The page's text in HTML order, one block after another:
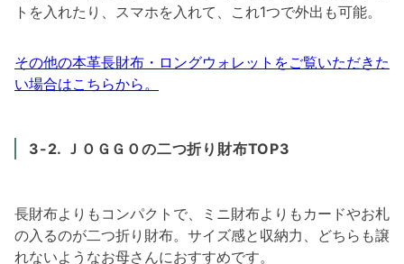
トを入れたり、スマホを入れて、これ1つで外出も可能。
その他の本革長財布・ロングウォレットをご覧いただきた
い場合はこちらから。
3-2. ＪＯＧＧＯの二つ折り財布TOP3
長財布よりもコンパクトで、ミニ財布よりもカードやお札
の入るのが二つ折り財布。サイズ感と収納力、どちらも譲
れないようなお母さんにおすすめです。